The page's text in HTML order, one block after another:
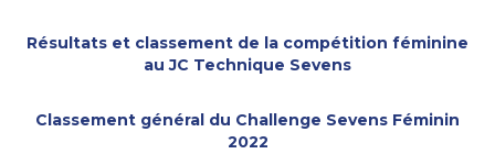
Résultats et classement de la compétition féminine
au JC Technique Sevens
Classement général du Challenge Sevens Féminin
2022